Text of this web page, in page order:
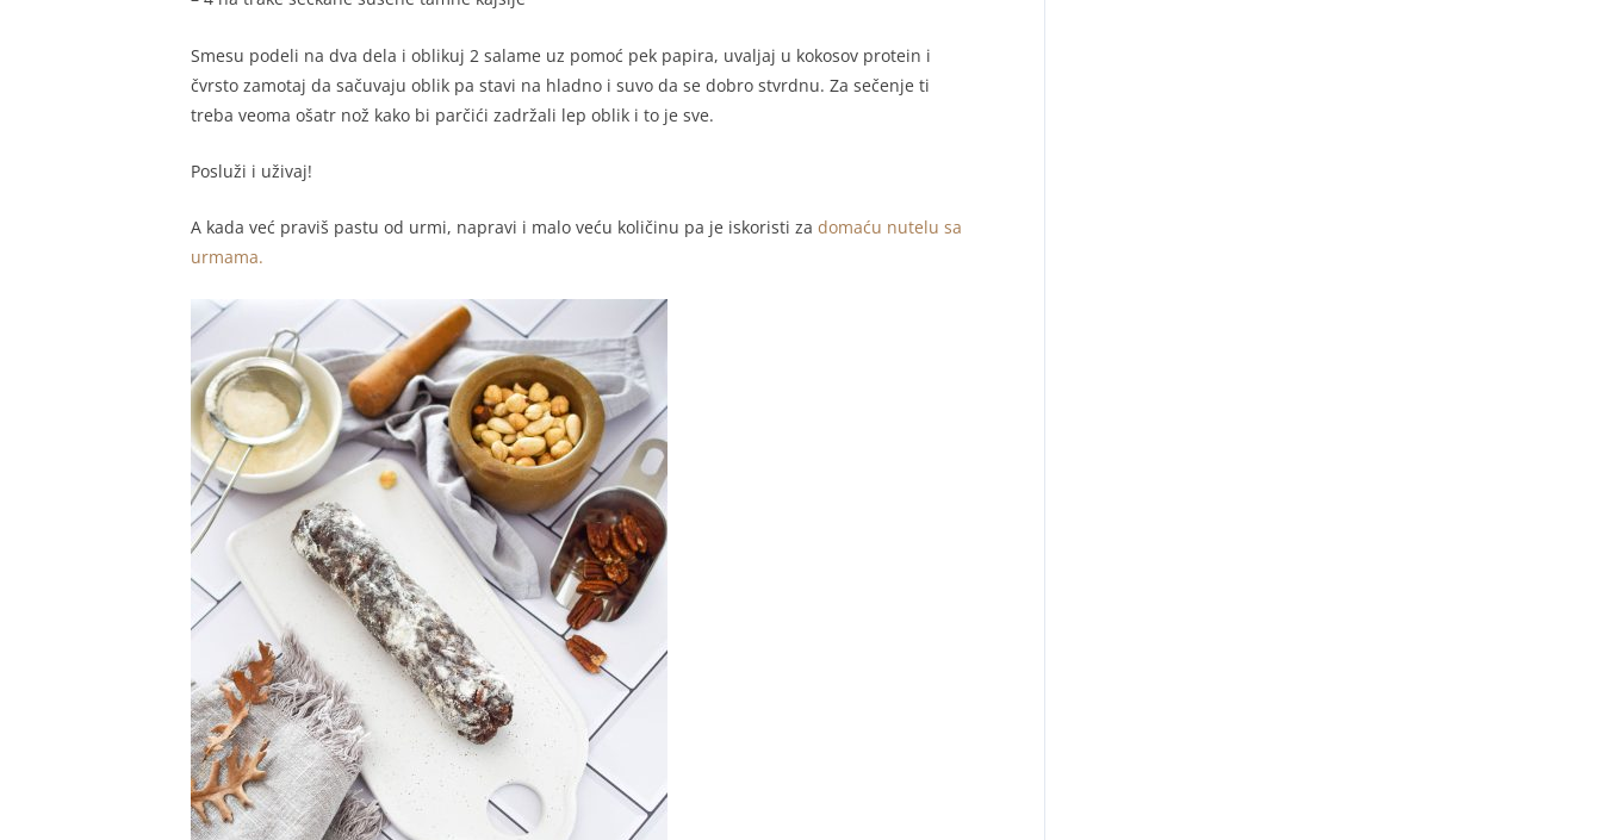
Smesu podeli na dva dela i oblikuj 2 salame uz pomoć pek papira, uvaljaj u kokosov protein i
čvrsto zamotaj da sačuvaju oblik pa stavi na hladno i suvo da se dobro stvrdnu. Za sečenje ti
treba veoma ošatr nož kako bi parčići zadržali lep oblik i to je sve.
Posluži i uživaj!
A kada već praviš pastu od urmi, napravi i malo veću količinu pa je iskoristi za domaću nutelu sa
urmama.